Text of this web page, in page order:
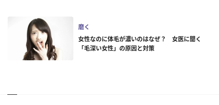
磨く
女性なのに体毛が濃いのはなぜ？ 女医に聞く
「毛深い女性」の原因と対策